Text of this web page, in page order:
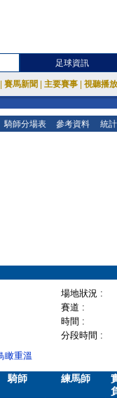
足球資訊
賽馬新聞 主要賽事 視聽播
騎師分場表 參考資料 統
場地狀況 :
賽道 :
時間 :
分段時間 :
瞰重溫
騎師 練馬師